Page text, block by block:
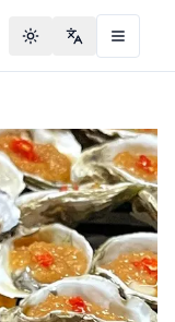
Toggle theme
Change